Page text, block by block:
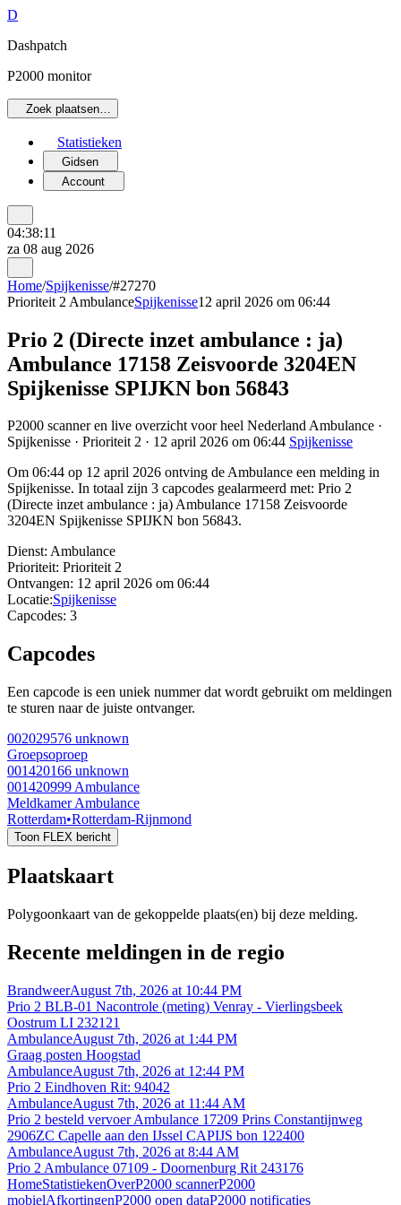
D
Dashpatch
P2000 monitor
Zoek plaatsen…
Statistieken
Gidsen
Account
04:38:11
za 08 aug 2026
Home/Spijkenisse/#27270
Prioriteit 2 AmbulanceSpijkenisse12 april 2026 om 06:44
Prio 2 (Directe inzet ambulance : ja)
Ambulance 17158 Zeisvoorde 3204EN
Spijkenisse SPIJKN bon 56843
P2000 scanner en live overzicht voor heel Nederland Ambulance ·
Spijkenisse · Prioriteit 2 · 12 april 2026 om 06:44 Spijkenisse
Om 06:44 op 12 april 2026 ontving de Ambulance een melding in
Spijkenisse. In totaal zijn 3 capcodes gealarmeerd met: Prio 2
(Directe inzet ambulance : ja) Ambulance 17158 Zeisvoorde
3204EN Spijkenisse SPIJKN bon 56843.
Dienst: Ambulance
Prioriteit: Prioriteit 2
Ontvangen: 12 april 2026 om 06:44
Locatie:Spijkenisse
Capcodes: 3
Capcodes
Een capcode is een uniek nummer dat wordt gebruikt om meldingen
te sturen naar de juiste ontvanger.
002029576 unknown
Groepsoproep
001420166 unknown
001420999 Ambulance
Meldkamer Ambulance
Rotterdam•Rotterdam-Rijnmond
Toon FLEX bericht
Plaatskaart
Polygoonkaart van de gekoppelde plaats(en) bij deze melding.
Recente meldingen in de regio
BrandweerAugust 7th, 2026 at 10:44 PM
Prio 2 BLB-01 Nacontrole (meting) Venray - Vierlingsbeek
Oostrum LI 232121
AmbulanceAugust 7th, 2026 at 1:44 PM
Graag posten Hoogstad
AmbulanceAugust 7th, 2026 at 12:44 PM
Prio 2 Eindhoven Rit: 94042
AmbulanceAugust 7th, 2026 at 11:44 AM
Prio 2 besteld vervoer Ambulance 17209 Prins Constantijnweg
2906ZC Capelle aan den IJssel CAPIJS bon 122400
AmbulanceAugust 7th, 2026 at 8:44 AM
Prio 2 Ambulance 07109 - Doornenburg Rit 243176
HomeStatistiekenOverP2000 scannerP2000
mobielAfkortingenP2000 open dataP2000 notificaties